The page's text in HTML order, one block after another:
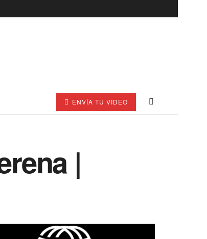
ENVÍA TU VIDEO
|